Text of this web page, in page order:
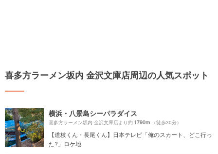
喜多方ラーメン坂内 金沢文庫店周辺の人気スポット
横浜・八景島シーパラダイス
喜多方ラーメン坂内 金沢文庫店より約1790m （徒歩30分）
【道枝くん・長尾くん】日本テレビ「俺のスカート、どこ行っ
た?」ロケ地